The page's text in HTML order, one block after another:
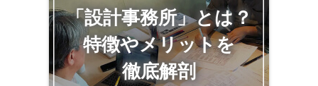
「設計事務所」とは？
特徴やメリットを
徹底解剖